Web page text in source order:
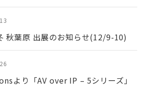
秋葉原 出展のお知らせ(12/9-10)
より「AV over IP – 5シリーズ」